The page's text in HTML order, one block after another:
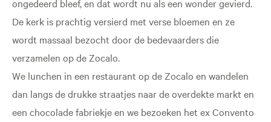
ongedeerd bleef, en dat wordt nu als een wonder gevierd.
De kerk is prachtig versierd met verse bloemen en ze
wordt massaal bezocht door de bedevaarders die
verzamelen op de Zocalo.
We lunchen in een restaurant op de Zocalo en wandelen
dan langs de drukke straatjes naar de overdekte markt en
een chocolade fabriekje en we bezoeken het ex Convento